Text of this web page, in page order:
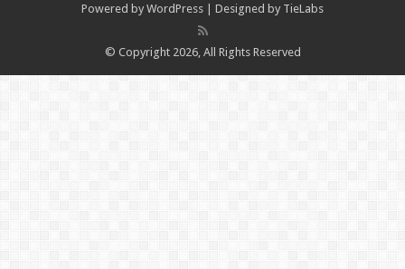
Powered by WordPress | Designed by TieLabs
© Copyright 2026, All Rights Reserved